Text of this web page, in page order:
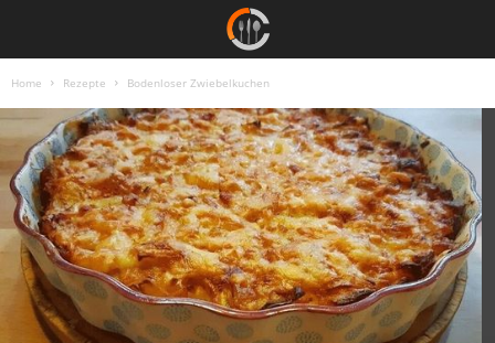
Home Rezepte Bodenloser Zwiebelkuchen